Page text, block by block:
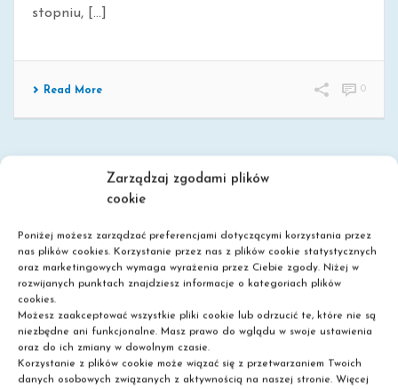
Zarządzaj zgodami plików
cookie
Poniżej możesz zarządzać preferencjami dotyczącymi korzystania przez
nas plików cookies. Korzystanie przez nas z plików cookie statystycznych
oraz marketingowych wymaga wyrażenia przez Ciebie zgody. Niżej w
rozwijanych punktach znajdziesz informacje o kategoriach plików
cookies.
Możesz zaakceptować wszystkie pliki cookie lub odrzucić te, które nie są
niezbędne ani funkcjonalne. Masz prawo do wglądu w swoje ustawienia
oraz do ich zmiany w dowolnym czasie.
Korzystanie z plików cookie może wiązać się z przetwarzaniem Twoich
danych osobowych związanych z aktywnością na naszej stronie. Więcej
stopniu, [...]
Read More 0
Szkoła policealna
Liceum dla dorosłych
Nie wymagamy matury!